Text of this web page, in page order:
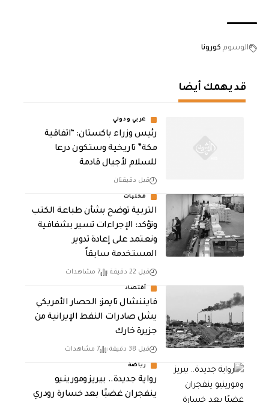
الوسوم كورونا
قد يهمك أيضا
عربي ودولي
رئيس وزراء باكستان: “اتفاقية
مكة” تاريخية وستكون درعا
للسلام لأجيال قادمة
قبل دقيقتان
محليات
التربية توضح بشأن طباعة الكتب
وتؤكد: الإجراءات تسير بشفافية
ونعتمد على إعادة تدوير
المستخدمة سابقاً
قبل 22 دقيقة 7 مشاهدات
أقتصاد
فايننشال تايمز: الحصار الأمريكي
يشل صادرات النفط الإيرانية من
جزيرة خارك
قبل 38 دقيقة 7 مشاهدات
رياضة
رواية جديدة.. بيريز ومورينيو
ينفجران غضبًا بعد خسارة رودري